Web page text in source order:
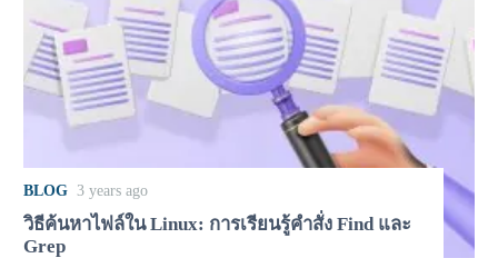
BLOG 3 years ago
วิธีค้นหาไฟล์ใน Linux: การเรียนรู้คำสั่ง Find และ
Grep